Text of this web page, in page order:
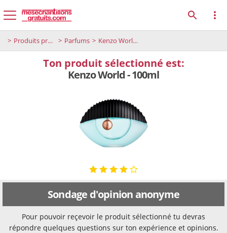
Produits premium Parfums Kenzo World - 100ml
Ton produit sélectionné est:
Kenzo World - 100ml
Sondage d'opinion anonyme
Pour pouvoir reçevoir le produit sélectionné tu devras
répondre quelques questions sur ton expérience et opinions.